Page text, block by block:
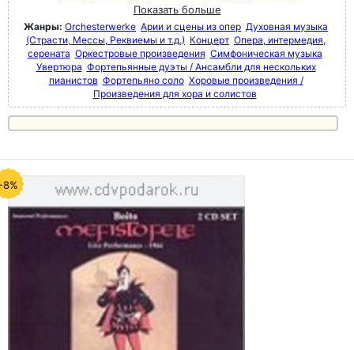
Показать больше
Жанры: Orchesterwerke Арии и сцены из опер Духовная музыка
(Страсти, Мессы, Реквиемы и т.д.) Концерт Опера, интермедия,
серената Оркестровые произведения Симфоническая музыка
Увертюра Фортепьянные дуэты / Ансамбли для нескольких
пианистов Фортепьяно соло Хоровые произведения /
Произведения для хора и солистов
8%